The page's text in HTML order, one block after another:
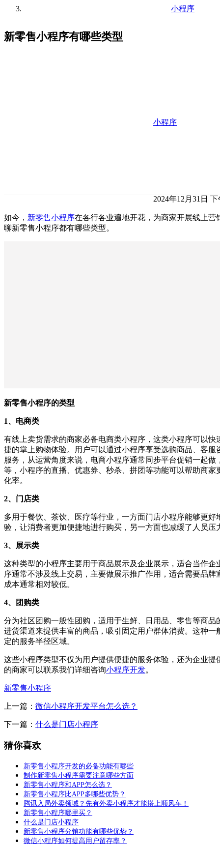
小程序
新零售小程序有哪些类型
小程序
2024年12月31日 下
如今， 新零售小程序在各行各业遍地开花，为商家开展线上营
聊新零售小程序都有哪些类型。
新零售小程序的类型
1、电商类
有线上卖货需求的商家必备电商类小程序，这类小程序可以快
捷的掌上购物体验。用户可以通过小程序享受选购商品、客服
服务，从运营角度来说，电商小程序通常同步平台促销一起做
等，小程序的直播、优惠券、秒杀、拼团等功能可以帮助商家
化率。
2、门店类
多用于餐饮、茶饮、医疗等行业，一方面门店小程序能够更好
验，让消费者更加便捷地进行购买，另一方面也减缓了人员压
3、展示类‌
这种类型的小程序主要用于商品展示及企业展示，适合当作企
序通常不涉及线上交易，主要做展示推广作用，适合需要品牌
成本通常相对较低。
4、团购类
分为社区团购一般性团购，适用于生鲜、日用品、零售等商品
进货渠道来提供丰富的商品，吸引固定用户群体消费。这种一
定的服务半径区域。
这些小程序类型不仅为用户提供便捷的服务体验，还为企业提
的商家可以联系我们详细咨询小程序开发。
新零售小程序
上一篇： 微信小程序开发平台怎么选？
下一篇： 什么是门店小程序
猜你喜欢
新零售小程序开发的必备功能有哪些
制作新零售小程序需要注意哪些方面
新零售小程序和APP怎么选？
新零售小程序比APP多哪些优势？
腾讯入局外卖领域？先有外卖小程序才能搭上顺风车！
新零售小程序哪里买？
什么是门店小程序
新零售小程序分销功能有哪些优势？
微信小程序如何提高用户留存率？